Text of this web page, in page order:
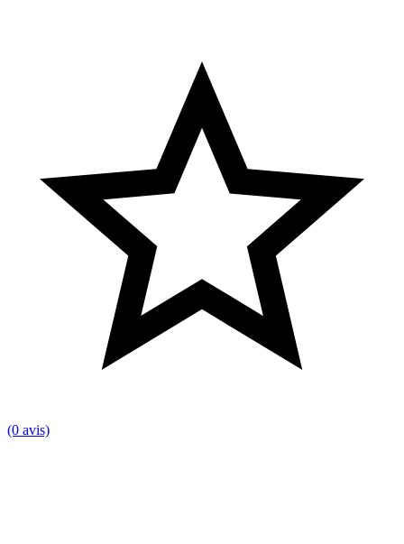
(0 avis)